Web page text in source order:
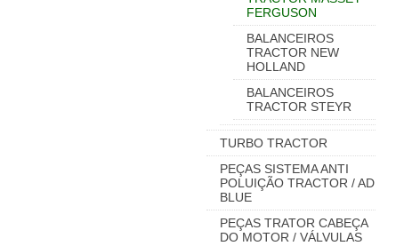
FERGUSON
BALANCEIROS
TRACTOR NEW
HOLLAND
BALANCEIROS
TRACTOR STEYR
TURBO TRACTOR
PEÇAS SISTEMA ANTI
POLUIÇÃO TRACTOR / AD
BLUE
PEÇAS TRATOR CABEÇA
DO MOTOR / VÁLVULAS